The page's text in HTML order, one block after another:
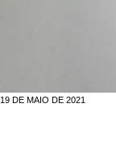
19 DE MAIO DE 2021